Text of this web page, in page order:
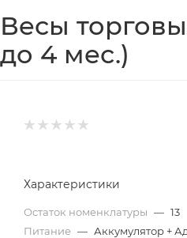
Весы
до 4 мес.)
Характеристики
Остаток номенклатуры — 13
Питание — Аккумулятор +